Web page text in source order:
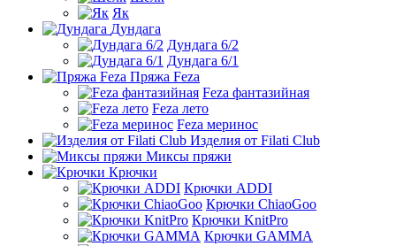
Як
Дундага
Дундага 6/2
Дундага 6/1
Пряжа Feza
Feza фантазийная
Feza лето
Feza меринос
Изделия от Filati Club
Миксы пряжи
Крючки
Крючки ADDI
Крючки ChiaoGoo
Крючки KnitPro
Крючки GAMMA